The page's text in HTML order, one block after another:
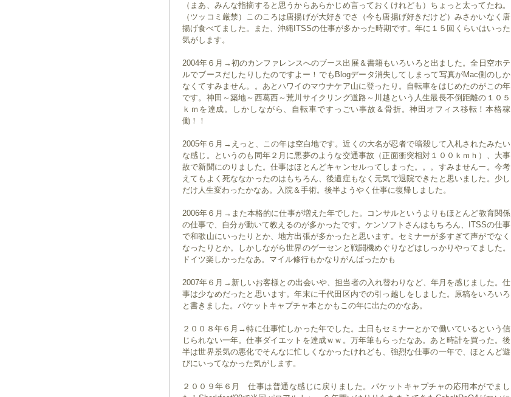
（まあ、みんな指摘すると思うからあらかじめ言っておくけれども）ちょっと太ってたね。
（ツッコミ厳禁）このころは唐揚げが大好きでさ（今も唐揚げ好きだけど）みさかいなく唐
揚げ食べてました。また、沖縄ITSSの仕事が多かった時期です。年に１５回くらいはいった
気がします。
2004年６月→初のカンファレンスへのブース出展＆書籍もいろいろと出ました。全日空ホテ
ルでブースだしたりしたのですよー！でもBlogデータ消失してしまって写真がMac側のしか
なくてすみません。。あとハワイのマウナケア山に登ったり。自転車をはじめたのがこの年
です。神田～築地～西葛西～荒川サイクリング道路～川越という人生最長不倒距離の１０５
ｋｍを達成。しかしながら、自転車ですっごい事故＆骨折。神田オフィス移転！本格稼
働！！
2005年６月→えっと、この年は空白地です。近くの大名が忍者で暗殺して入札されたみたい
な感じ。というのも同年２月に悪夢のような交通事故（正面衝突相対１００ｋｍｈ）、大事
故で新聞にのりました。仕事はほとんどキャンセルってしまった。。。すみませんー。今考
えてもよく死ななかったのはもちろん、後遺症もなく元気で退院できたと思いました。少し
だけ人生変わったかなあ。入院＆手術。後半ようやく仕事に復帰しました。
2006年６月→また本格的に仕事が増えた年でした。コンサルというよりもほとんど教育関係
の仕事で、自分が動いて教えるのが多かったです。ケンソフトさんはもちろん、ITSSの仕事
で和歌山にいったりとか、地方出張が多かったと思います。セミナーが多すぎて声がでなく
なったりとか。しかしながら世界のゲーセンと戦闘機めぐりなどはしっかりやってました。
ドイツ楽しかったなあ。マイル修行もかなりがんばったかも
2007年６月→新しいお客様との出会いや、担当者の入れ替わりなど、年月を感じました。仕
事は少なめだったと思います。年末に千代田区内での引っ越しをしました。原稿をいろいろ
と書きました。パケットキャプチャ本とかもこの年に出たのかなあ。
２００８年６月→特に仕事忙しかった年でした。土日もセミナーとかで働いているという信
じられない一年。仕事ダイエットを達成ｗｗ。万年筆もらったなあ。あと時計を買った。後
半は世界景気の悪化でそんなに忙しくなかったけれども、強烈な仕事の一年で、ほとんど遊
びにいってなかった気がします。
２００９年６月 仕事は普通な感じに戻りました。パケットキャプチャの応用本がでまし